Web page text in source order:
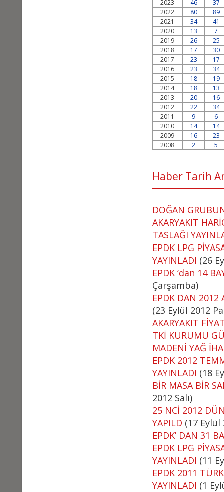
2023 46
37
2022
80
89
2021
34
41
2020
13
7
2019
26
25
2018
17
30
2017
23
17
2016
23
34
2015
18
19
2014
18
13
2013
20
16
2012
22
34
2011
9
6
2010
14
14
2009
16
23
2008
2 5
Haber Tarih
DOĞAN
AKARYAKIT
TASLAĞI
EPDK LPG
YAYINLADI (26
EPDK ‘dan 14
Çarşamba)
EPDK DAN 2012
(23 Eylül 2012
AKARYAKIT
TKİ KURUMU
MADENİ YAĞ
EPDK 2012
YAYINLADI (18
BİR MASA BİR
2012 Salı)
25 NCİ 2012
YAPILD (17 Eylül
EPDK’ DAN 31
EPDK LPG
YAYINLADI (11
EPDK 2011
YAYINLADI (1